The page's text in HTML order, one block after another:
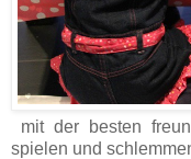
mit der besten
spielen und